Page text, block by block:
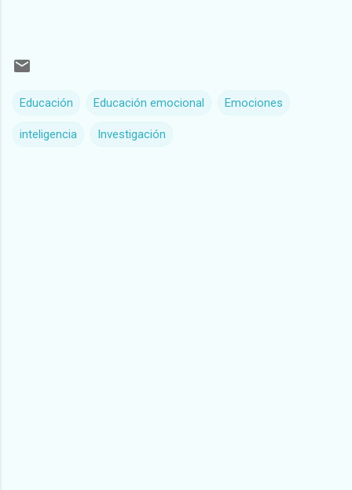
Educación Educación emocional Emociones
inteligencia Investigación